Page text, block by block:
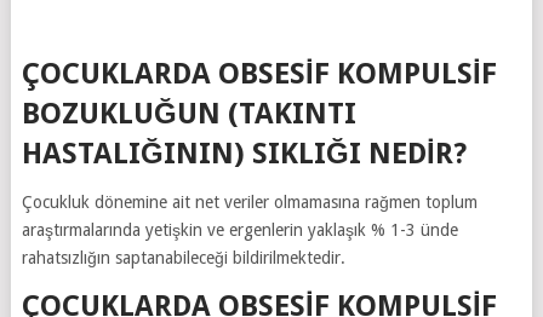
ÇOCUKLARDA OBSESIF KOMPULSIF
BOZUKLUĞUN (TAKINTI
HASTALIĞININ) SIKLIĞI NEDIR?
Çocukluk dönemine ait net veriler olmamasına rağmen toplum
araştırmalarında yetişkin ve ergenlerin yaklaşık % 1-3 ünde
rahatsızlığın saptanabileceği bildirilmektedir.
ÇOCUKLARDA OBSESIF KOMPULSIF